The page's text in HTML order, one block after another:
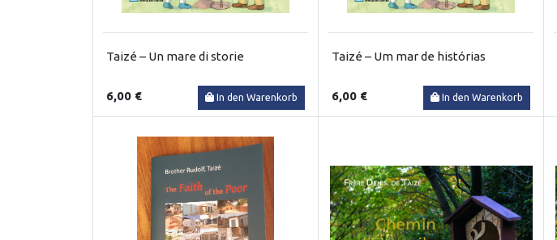
Taizé – Un mare di storie
6,00 € In den Warenkorb
Taizé – Um mar de histórias
6,00 € In den Warenkorb